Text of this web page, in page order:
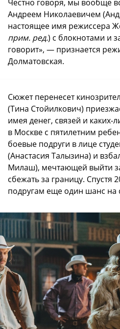
Честно говоря, мы вообще
Андреем Николаевичем
настоящее имя режиссера
прим. ред.) с блокнотами и
говорит», — признается
Долматовская.
Сюжет перенесет
(Тина Стойилкович)
имея денег, связей и каких-
в Москве с пятилетним
боевые подруги в лице
(Анастасия Талызина) и
Милаш), мечтающей выйти
сбежать за границу. Спустя
подругам еще один шанс на